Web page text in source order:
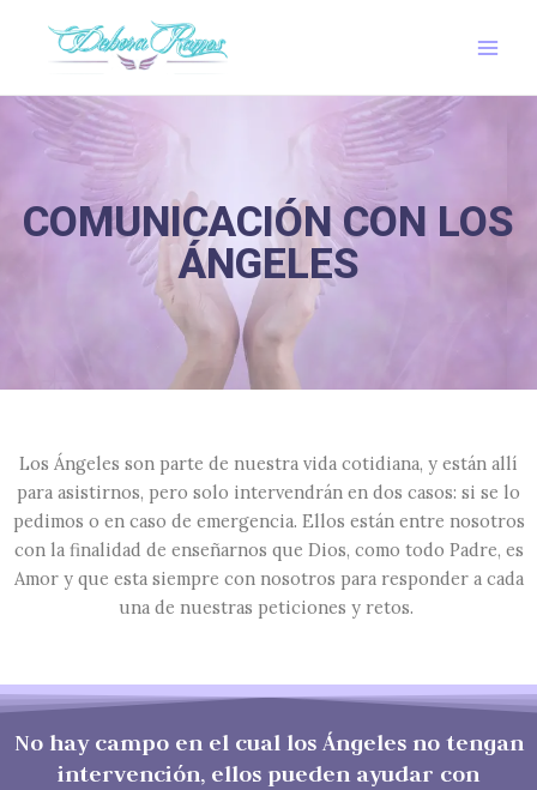
contenido
COMUNICACIÓN CON LOS
ÁNGELES
Los Ángeles son parte de nuestra vida cotidiana, y están allí
para asistirnos, pero solo intervendrán en dos casos: si se lo
pedimos o en caso de emergencia. Ellos están entre nosotros
con la finalidad de enseñarnos que Dios, como todo Padre, es
Amor y que esta siempre con nosotros para responder a cada
una de nuestras peticiones y retos.
No hay campo en el cual los Ángeles no tengan
intervención, ellos pueden ayudar con